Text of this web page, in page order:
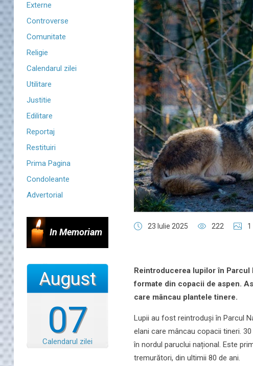
Externe
Controverse
Comunitate
Religie
Calendarul zilei
Utilitare
Justitie
Edilitare
Reportaj
Restituiri
Prima Pagina
Condoleante
Advertorial
In Memoriam
07
August
Calendarul zilei
23 Iulie 2025 222 1
Reintroducerea lupilor în Parcul
formate din copacii de aspen.
care mâncau plantele tinere.
Lupii au fost reintroduși în Parcul
elani care mâncau copacii tineri.
în nordul paruclui național. Este
tremurători, din ultimii 80 de ani.